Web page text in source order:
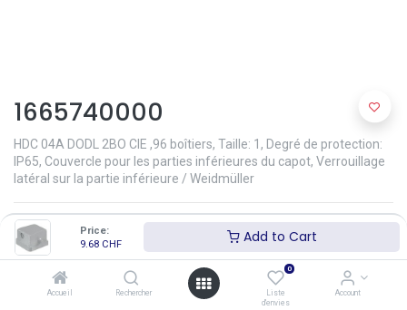
Price:
9.68 CHF Add to Cart
Accueil Rechercher
0
Liste
d'envies
Account
1665740000
HDC 04A DODL 2BO CIE ,96 boîtiers, Taille: 1, Degré de protection:
IP65, Couvercle pour les parties inférieures du capot, Verrouillage
latéral sur la partie inférieure / Weidmüller
Documents relatif au produit:
Heavy Duty Connectors RockStar 2721750000_CAT3_EN
Weidmüller.pdf
9.68CHF 11.39CHF 15.0% ) CHF /pce